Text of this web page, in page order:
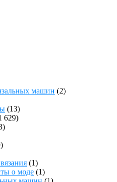
машин (2)
(13)
629)
(1)
о моде (1)